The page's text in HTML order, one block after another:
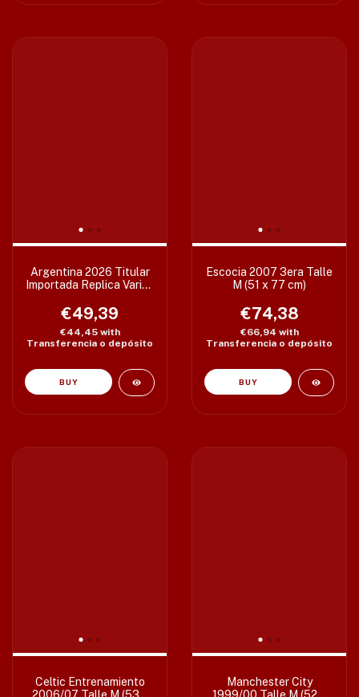
Argentina 2026 Titular
Importada Replica Varios
€49,39
€44,45 with
Transferencia o depósito
BUY
Escocia 2007 3era Talle
M (51 x 77 cm)
€74,38
€66,94 with
Transferencia o depósito
Celtic Entrenamiento
2006/07 Talle M (53 x
Manchester City
1999/00 Talle M (52 x